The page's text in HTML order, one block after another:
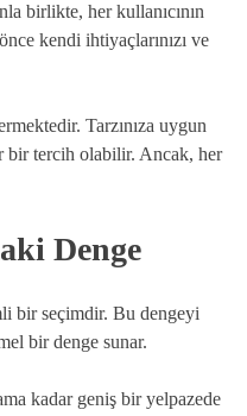
birlikte, her kullanıcının
kendi ihtiyaçlarınızı ve
Tarzınıza uygun
bir tercih olabilir. Ancak, her
Denge
bir seçimdir. Bu dengeyi
bir denge sunar.
kadar geniş bir yelpazede